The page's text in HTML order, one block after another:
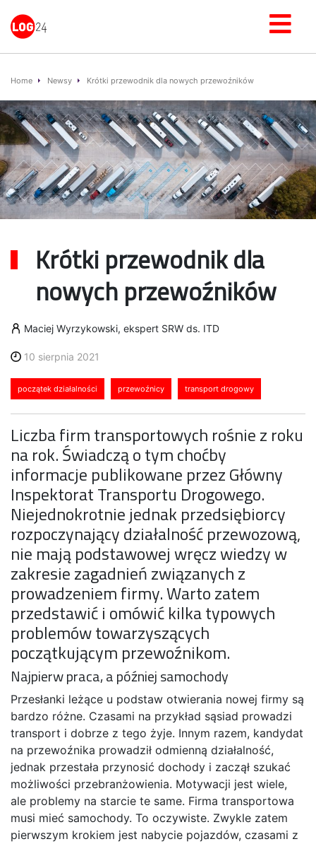
Home Newsy Krótki przewodnik dla nowych przewoźników
Krótki przewodnik dla
nowych przewoźników
Maciej Wyrzykowski, ekspert SRW ds. ITD
10 sierpnia 2021
początek działalności przewoźnicy transport drogowy
Liczba firm transportowych rośnie z roku
na rok. Świadczą o tym choćby
informacje publikowane przez Główny
Inspektorat Transportu Drogowego.
Niejednokrotnie jednak przedsiębiorcy
rozpoczynający działalność przewozową,
nie mają podstawowej wręcz wiedzy w
zakresie zagadnień związanych z
prowadzeniem firmy. Warto zatem
przedstawić i omówić kilka typowych
problemów towarzyszących
początkującym przewoźnikom.
Najpierw praca, a później samochody
Przesłanki leżące u podstaw otwierania nowej firmy są
bardzo różne. Czasami na przykład sąsiad prowadzi
transport i dobrze z tego żyje. Innym razem, kandydat
na przewoźnika prowadził odmienną działalność,
jednak przestała przynosić dochody i zaczął szukać
możliwości przebranżowienia. Motywacji jest wiele,
ale problemy na starcie te same. Firma transportowa
musi mieć samochody. To oczywiste. Zwykle zatem
pierwszym krokiem jest nabycie pojazdów, czasami z